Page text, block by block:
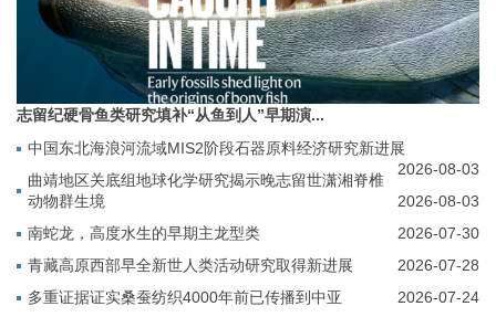
志留纪硬骨鱼类研究填补“从鱼到人”早期演...
中国东北海浪河流域MIS2阶段石器原料经济研究新进展
2026-08-03
曲靖地区关底组地球化学研究揭示晚志留世潇湘脊椎
动物群生境
2026-08-03
南蛇龙，高度水生的早期主龙型类
2026-07-30
青藏高原西部早全新世人类活动研究取得新进展
2026-07-28
多重证据证实桑蚕纺织4000年前已传播到中亚
2026-07-24